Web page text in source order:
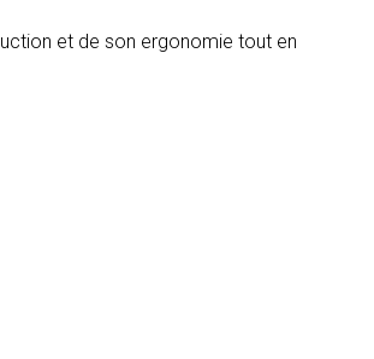
et de son ergonomie tout en